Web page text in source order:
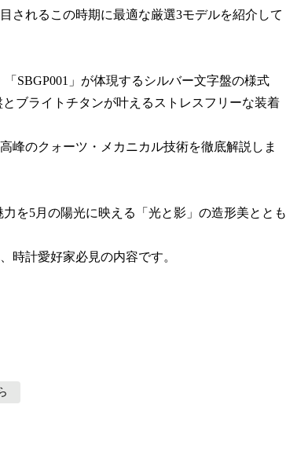
されるこの時期に最適な厳選3モデルを紹介して
「SBGP001」が体現するシルバー文字盤の様式
ブライトチタンが叶えるストレスフリーな装着
峰のクォーツ・メカニカル技術を徹底解説しま
を5月の陽光に映える「光と影」の造形美ととも
時計愛好家必見の内容です。